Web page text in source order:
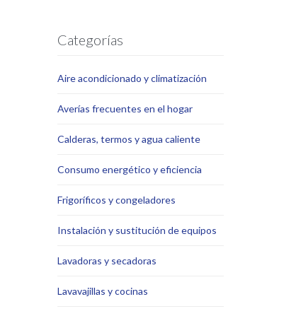
Categorías
Aire acondicionado y climatización
Averías frecuentes en el hogar
Calderas, termos y agua caliente
Consumo energético y eficiencia
Frigoríficos y congeladores
Instalación y sustitución de equipos
Lavadoras y secadoras
Lavavajillas y cocinas